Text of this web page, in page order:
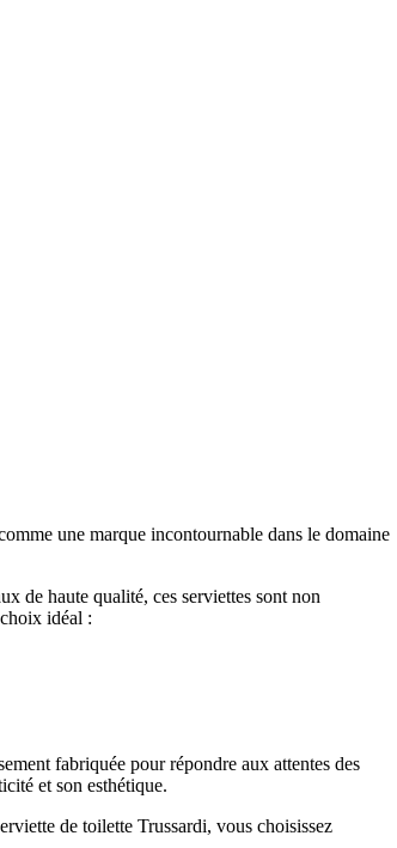
une marque incontournable dans le domaine
de haute qualité, ces serviettes sont non
idéal :
fabriquée pour répondre aux attentes des
et son esthétique.
de toilette Trussardi, vous choisissez